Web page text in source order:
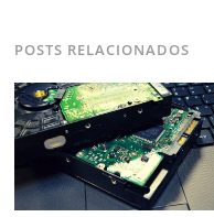
POSTS RELACIONADOS